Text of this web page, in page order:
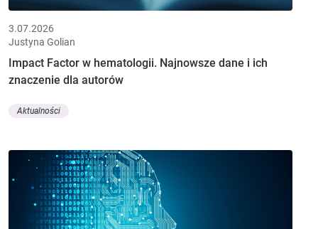
3.07.2026
Justyna Golian
Impact Factor w hematologii. Najnowsze dane i ich
znaczenie dla autorów
Aktualności